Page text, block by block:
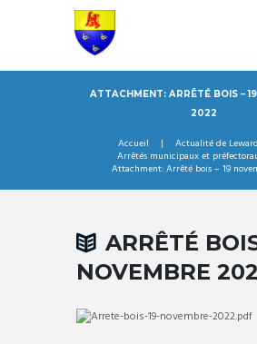
ATTACHMENT: ARRÊTÉ BOIS –
2022
Accueil
Actualité de
Arrêtés municipaux et
Attachment: Arrêté bois – 19
ARRÊTÉ
NOVEMBRE